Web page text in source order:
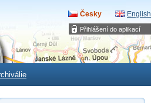
Přihlášení do aplikací
Česky English